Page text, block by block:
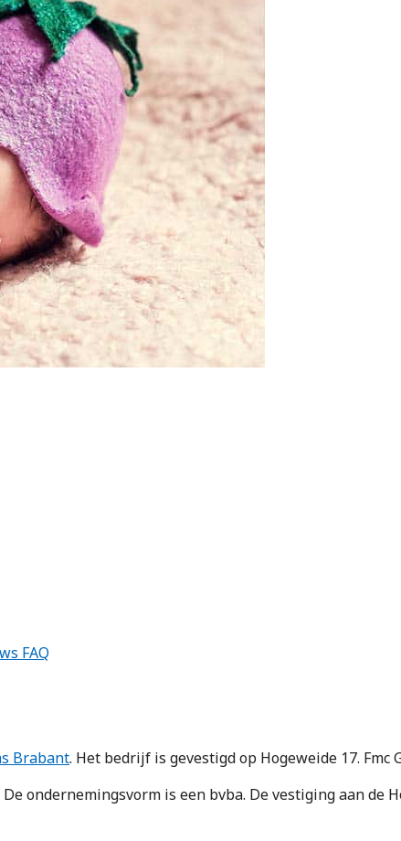
FAQ
Brabant. Het bedrijf is gevestigd op Hogeweide 17. Fmc
ondernemingsvorm is een bvba. De vestiging aan de